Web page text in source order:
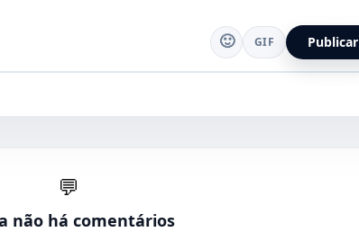
🙂 GIF Publicar
💬
não há comentários